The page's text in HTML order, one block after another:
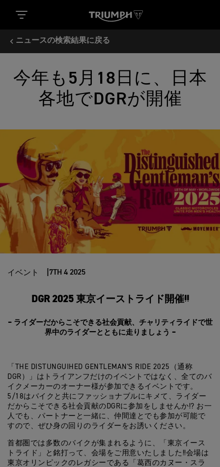
ニュースの検索結果に戻る
今年も5月18日に、日本
各地でDGRが開催
イベント 7TH 4 2025
DGR 2025 東京イーストライド開催!!
– ライダーだからこそできる社会貢献、チャリティライドで世
界中のライダーとともに走りましょう –
「THE DISTUNGUIHED GENTLEMAN'S RIDE 2025（通称
DGR）」はトライアンフだけのイベントではなく、全てのバ
イクメーカーのオーナー様が参加できるイベントです。
5/18はバイクと共にファッショナブルにキメて、ライダー
だからこそできる社会貢献のDGRに参加をしませんか!? お一
人でも、パートナーと一緒に、仲間達とでも参加が可能で
すので、ぜひ身の回りのライダーをお誘いください。
首都圏では多数のバイクが集まれるように、「東京イース
トライド」と銘打って、会場をご用意いたしました!!会場は
東京オリンピックのレガシーである「葛西のカヌー・スラ